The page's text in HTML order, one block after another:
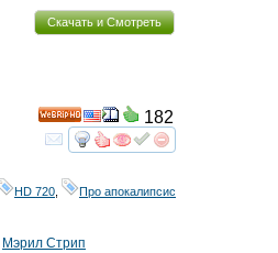
Скачать и Смотреть
смотретьинтересует
HD
182
HD 720 Про апокалипсис
Мэрил Стрип